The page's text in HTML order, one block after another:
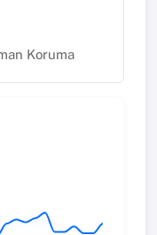
Koruma